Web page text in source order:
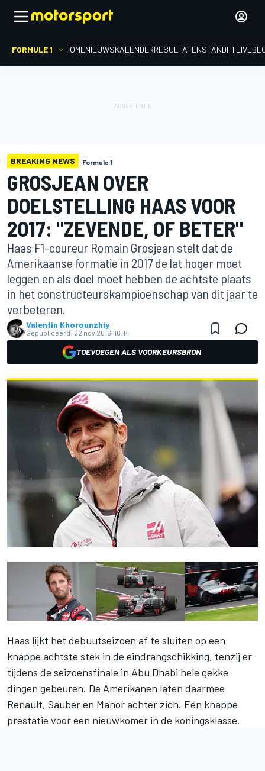
FORMULE 1 HOMENIEUWSKALENDERRESULTATENSTANDF1
BREAKING NEWS Formule 1
GROSJEAN OVER
DOELSTELLING HAAS VOOR
2017: "ZEVENDE, OF BETER"
Haas F1-coureur Romain Grosjean stelt dat de
Amerikaanse formatie in 2017 de lat hoger moet
leggen en als doel moet hebben de achtste plaats
in het constructeurskampioenschap van dit jaar te
verbeteren.
Valentin Khorounzhiy
Gepubliceerd: 22 nov 2016, 16:14
TOEVOEGEN ALS VOORKEURSBRON
Haas lijkt het debuutseizoen af te sluiten op een
knappe achtste stek in de eindrangschikking, tenzij er
tijdens de seizoensfinale in Abu Dhabi hele gekke
dingen gebeuren. De Amerikanen laten daarmee
Renault, Sauber en Manor achter zich. Een knappe
prestatie voor een nieuwkomer in de koningsklasse.